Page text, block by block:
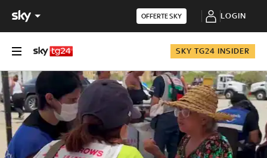
OFFERTE SKY LOGIN
SKY TG24 INSIDER